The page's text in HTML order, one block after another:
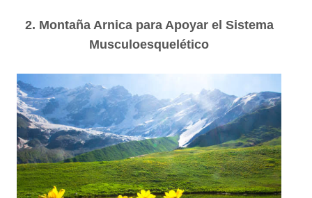
2. Montaña Arnica para Apoyar el Sistema
Musculoesquelético